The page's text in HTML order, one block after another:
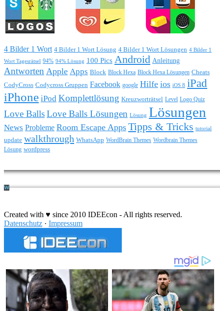
4 Bilder 1 Wort 4 Bilder 1 Wort Lösung 4 Bilder 1 Wort Lösungen 4 Bilder 1
Wort Tagesrätsel 94% 94% Lösung 100 Pics Android Anleitung
Antworten Apple Apps Block Block Hexa Block Hexa Lösungen Cheats
CodyCross Codycross Gruppen Facebook google Hilfe ios iOS 8 iPad
iPhone iPod Komplettlösung Kreuzworträtsel Level Logo Quiz
Love BallsLove Balls Lösungen Lösung Lösungen
News Probleme Room Escape Apps Tipps & Tricks tutorial
update walkthrough WhatsApp WordBrain Themes Wordbrain Themes
Lösung wordpress
Created with ♥ since 2010 IDEEcon - All rights reserved.
Datenschutz · Impressum